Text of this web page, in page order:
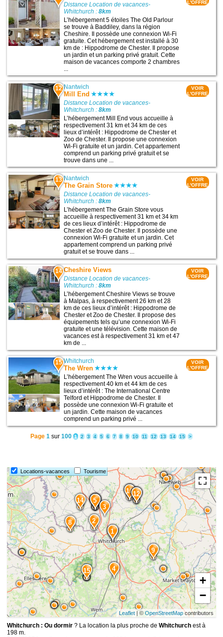
Distance Location de vacances-
Whitchurch :8km
L’hébergement 5 étoiles The Old Parlour
se trouve à Baddiley, dans la région
Cheshire. Il possède une connexion Wi-Fi
gratuite. Cet hébergement est installé à 30
km de : Hippodrome de Chester. Il propose
un jardin et un parking privé gratuit. Cette
maison de vacances comporte 2 chambres
L'OFFRE
12 Nantwich
Mill End
Distance Location de vacances-
Whitchurch :8km
L’hébergement Mill End vous accueille à
respectivement 31 km et 34 km de ces
lieux d’intérêt : Hippodrome de Chester et
Zoo de Chester. Il propose une connexion
Wi-Fi gratuite et un jardin. Cet appartement
comprend un parking privé gratuit et se
trouve dans une ...
VOIR
L'OFFRE
13 Nantwich
The Grain Store
Distance Location de vacances-
Whitchurch :8km
L’hébergement The Grain Store vous
accueille à respectivement 31 km et 34 km
de ces lieux d’intérêt : Hippodrome de
Chester et Zoo de Chester. Il possède une
connexion Wi-Fi gratuite et un jardin. Cet
appartement comprend un parking privé
gratuit et se trouve dans ...
VOIR
L'OFFRE
14 Cheshire Views
Distance Location de vacances-
Whitchurch :8km
L’hébergement Cheshire Views se trouve
à Malpas, à respectivement 26 km et 28
km de ces lieux d’intérêt : Hippodrome de
Chester et Zoo de Chester. Il propose des
équipements tels qu’une connexion Wi-Fi
gratuite et une télévision. Cette maison de
vacances est à respectivement 31 km et 47
km de ...
VOIR
L'OFFRE
15 Whitchurch
The Wren
L’hébergement The Wren vous accueille à
respectivement 40 km et 44 km de ces
lieux d’intérêt : The International Centre
Telford et Hippodrome de Chester. Il
possède une connexion Wi-Fi gratuite et
un jardin. Cette maison de vacances
comprend un parking privé ...
VOIR
L'OFFRE
Page 1 sur 100 1 2 3 4 5 6 7 8 9 10 11 12 13 14 15 >
Locations-vacances Tourisme
15
14
13
12
11
10
9
8
7
6
5
4
3
2
1
+
−
Leaflet| © OpenStreetMapcontributors
Whitchurch : Ou dormir ? La location la plus proche deWhitchurch est à
198 m.